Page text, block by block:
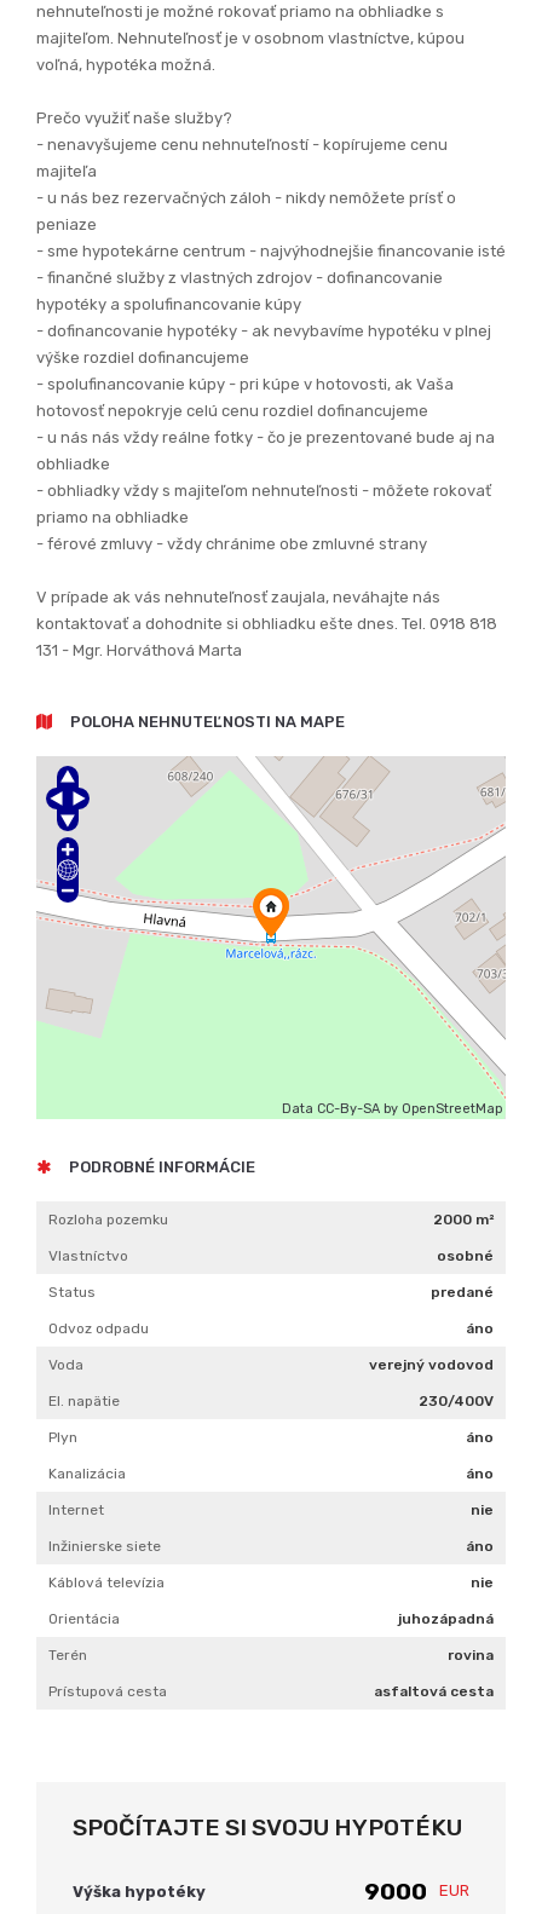
nehnuteľnosti je možné rokovať priamo na obhliadke s
majiteľom. Nehnuteľnosť je v osobnom vlastníctve, kúpou
voľná, hypotéka možná.
Prečo využiť naše služby?
- nenavyšujeme cenu nehnuteľností - kopírujeme cenu
majiteľa
- u nás bez rezervačných záloh - nikdy nemôžete prísť o
peniaze
- sme hypotekárne centrum - najvýhodnejšie financovanie isté
- finančné služby z vlastných zdrojov - dofinancovanie
hypotéky a spolufinancovanie kúpy
- dofinancovanie hypotéky - ak nevybavíme hypotéku v plnej
výške rozdiel dofinancujeme
- spolufinancovanie kúpy - pri kúpe v hotovosti, ak Vaša
hotovosť nepokryje celú cenu rozdiel dofinancujeme
- u nás nás vždy reálne fotky - čo je prezentované bude aj na
obhliadke
- obhliadky vždy s majiteľom nehnuteľnosti - môžete rokovať
priamo na obhliadke
- férové zmluvy - vždy chránime obe zmluvné strany
V prípade ak vás nehnuteľnosť zaujala, neváhajte nás
kontaktovať a dohodnite si obhliadku ešte dnes. Tel. 0918 818
131 - Mgr. Horváthová Marta
POLOHA NEHNUTEĽNOSTI NA MAPE
Data CC-By-SA by OpenStreetMap
PODROBNÉ INFORMÁCIE
Rozloha pozemku 2000 m²
Vlastníctvo osobné
Status predané
Odvoz odpadu áno
Voda verejný vodovod
El. napätie 230/400V
Plyn áno
Kanalizácia áno
Internet nie
Inžinierske siete áno
Káblová televízia nie
Orientácia juhozápadná
Terén rovina
Prístupová cesta asfaltová cesta
SPOČÍTAJTE SI SVOJU HYPOTÉKU
Výška hypotéky EUR